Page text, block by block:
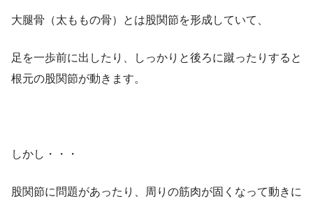
大腿骨（太ももの骨）とは股関節を形成していて、
足を一歩前に出したり、しっかりと後ろに蹴ったりすると
根元の股関節が動きます。
しかし・・・
股関節に問題があったり、周りの筋肉が固くなって動きに